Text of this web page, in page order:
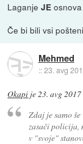
LaganjeJE
Če bi bili vsi
Mehmed
::23. avg
Okapi je23. avg
Zdaj je samo
zasači policija,
v "svoje"